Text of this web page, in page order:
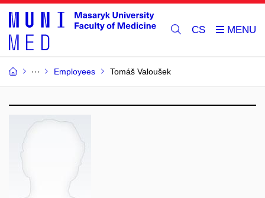
CS
Employees Tomáš Valoušek